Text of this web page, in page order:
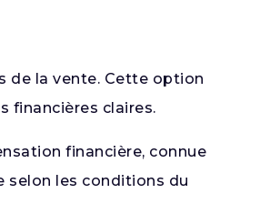
de la vente. Cette option
financières claires.
financière, connue
selon les conditions du